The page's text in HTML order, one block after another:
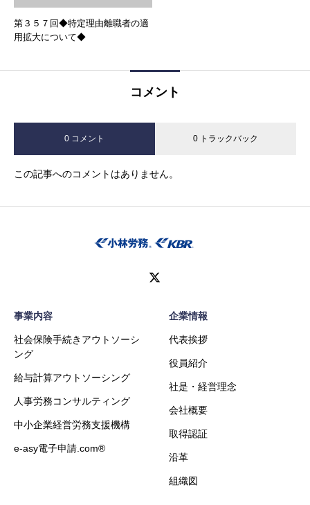
第３５７回◆特定理由離職者の適
用拡大について◆
コメント
0 コメント 0 トラックバック
この記事へのコメントはありません。
事業内容
社会保険手続きアウトソーシ
ング
給与計算アウトソーシング
人事労務コンサルティング
中小企業経営労務支援機構
e-asy電子申請.com®
企業情報
代表挨拶
役員紹介
社是・経営理念
会社概要
取得認証
沿革
組織図